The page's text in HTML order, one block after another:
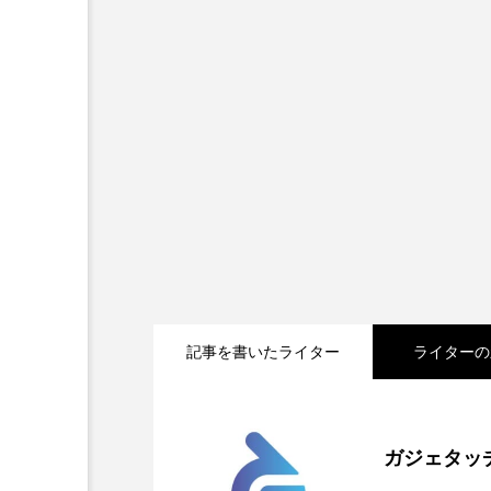
記事を書いたライター ライター
ガジェタッ